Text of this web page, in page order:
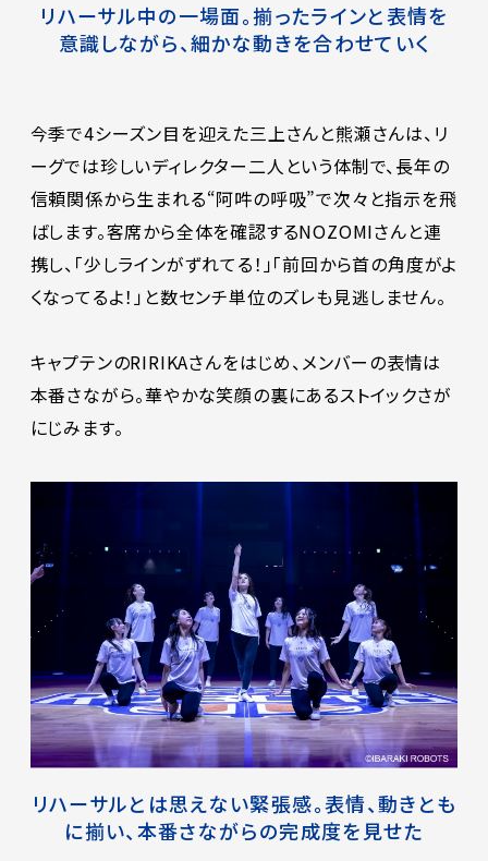
リハーサル中の一場面。揃ったラインと表情を
意識しながら、細かな動きを合わせていく
今季で4シーズン目を迎えた三上さんと熊瀬さんは、リ
ーグでは珍しいディレクター二人という体制で、長年の
信頼関係から生まれる“阿吽の呼吸”で次々と指示を飛
ばします。客席から全体を確認するNOZOMIさんと連
携し、「少しラインがずれてる！」「前回から首の角度がよ
くなってるよ！」と数センチ単位のズレも見逃しません。
キャプテンのRIRIKAさんをはじめ、メンバーの表情は
本番さながら。華やかな笑顔の裏にあるストイックさが
にじみます。
リハーサルとは思えない緊張感。表情、動きとも
に揃い、本番さながらの完成度を見せた